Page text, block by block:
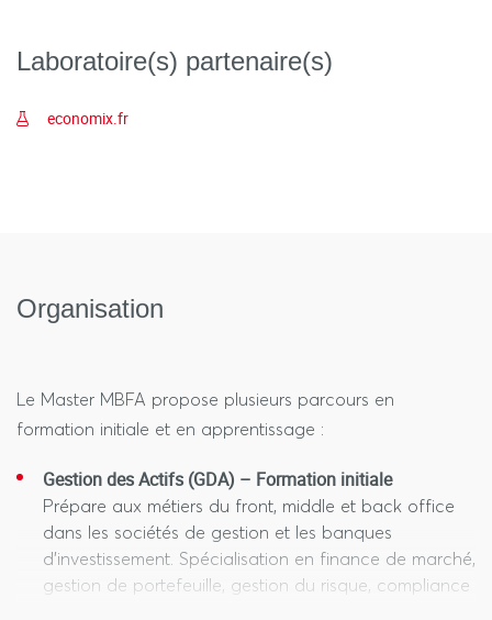
Laboratoire(s) partenaire(s)
economix.fr
Organisation
Le Master MBFA propose plusieurs parcours en
formation initiale et en apprentissage :
Gestion des Actifs (GDA) – Formation initiale
Prépare aux métiers du front, middle et back office
dans les sociétés de gestion et les banques
d’investissement. Spécialisation en finance de marché,
gestion de portefeuille, gestion du risque, compliance